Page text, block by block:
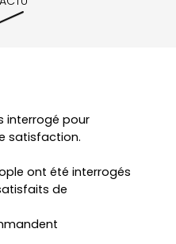
interrogé pour
satisfaction.
ont été interrogés
de